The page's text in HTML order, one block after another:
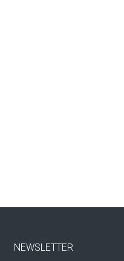
NEWSLETTER